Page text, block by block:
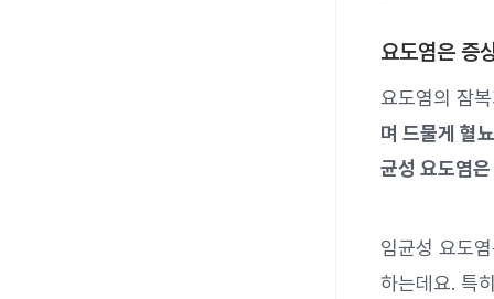
요도염은 증
요도염의 잠
며 드물게 혈
균성 요도염
임균성 요도
하는데요. 특